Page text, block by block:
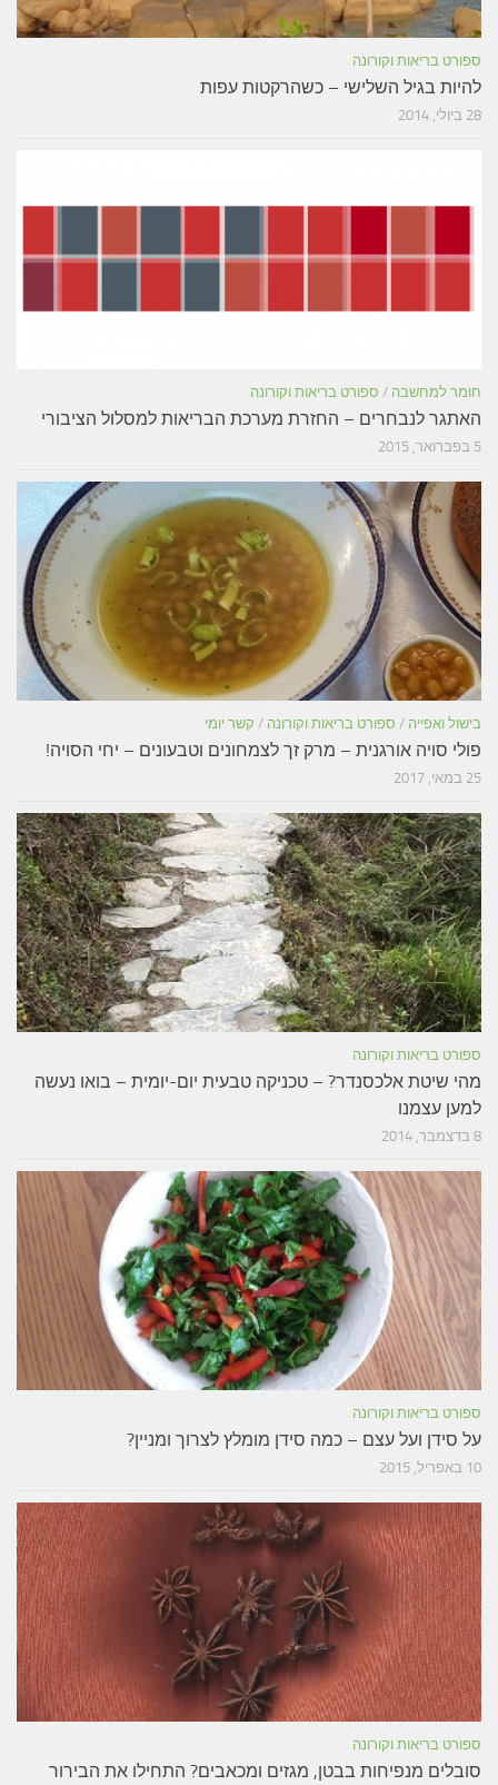
ספורט בריאות וקורונה
להיות בגיל השלישי – כשהרקטות עפות
28 ביולי, 2014
חומר למחשבה / ספורט בריאות וקורונה
האתגר לנבחרים – החזרת מערכת הבריאות למסלול הציבורי
5 בפברואר, 2015
בישול ואפייה / ספורט בריאות וקורונה / קשר יומי
פולי סויה אורגנית – מרק זך לצמחונים וטבעונים – יחי הסויה!
25 במאי, 2017
ספורט בריאות וקורונה
מהי שיטת אלכסנדר? – טכניקה טבעית יום-יומית – בואו נעשה
למען עצמנו
8 בדצמבר, 2014
ספורט בריאות וקורונה
על סידן ועל עצם – כמה סידן מומלץ לצרוך ומניין?
10 באפריל, 2015
ספורט בריאות וקורונה
סובלים מנפיחות בבטן, מגזים ומכאבים? התחילו את הבירור